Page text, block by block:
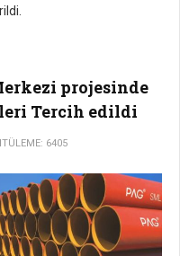
projesinde
Tercih edildi
6405